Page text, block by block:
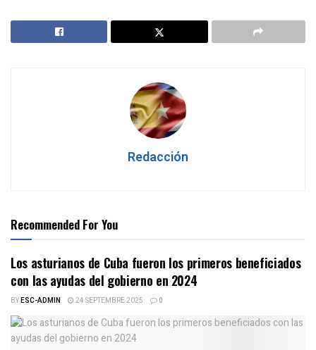
Redacción
Recommended For You
Los asturianos de Cuba fueron los primeros beneficiados
con las ayudas del gobierno en 2024
BYESC-ADMIN 24 SEPTEMBRE 2025 0